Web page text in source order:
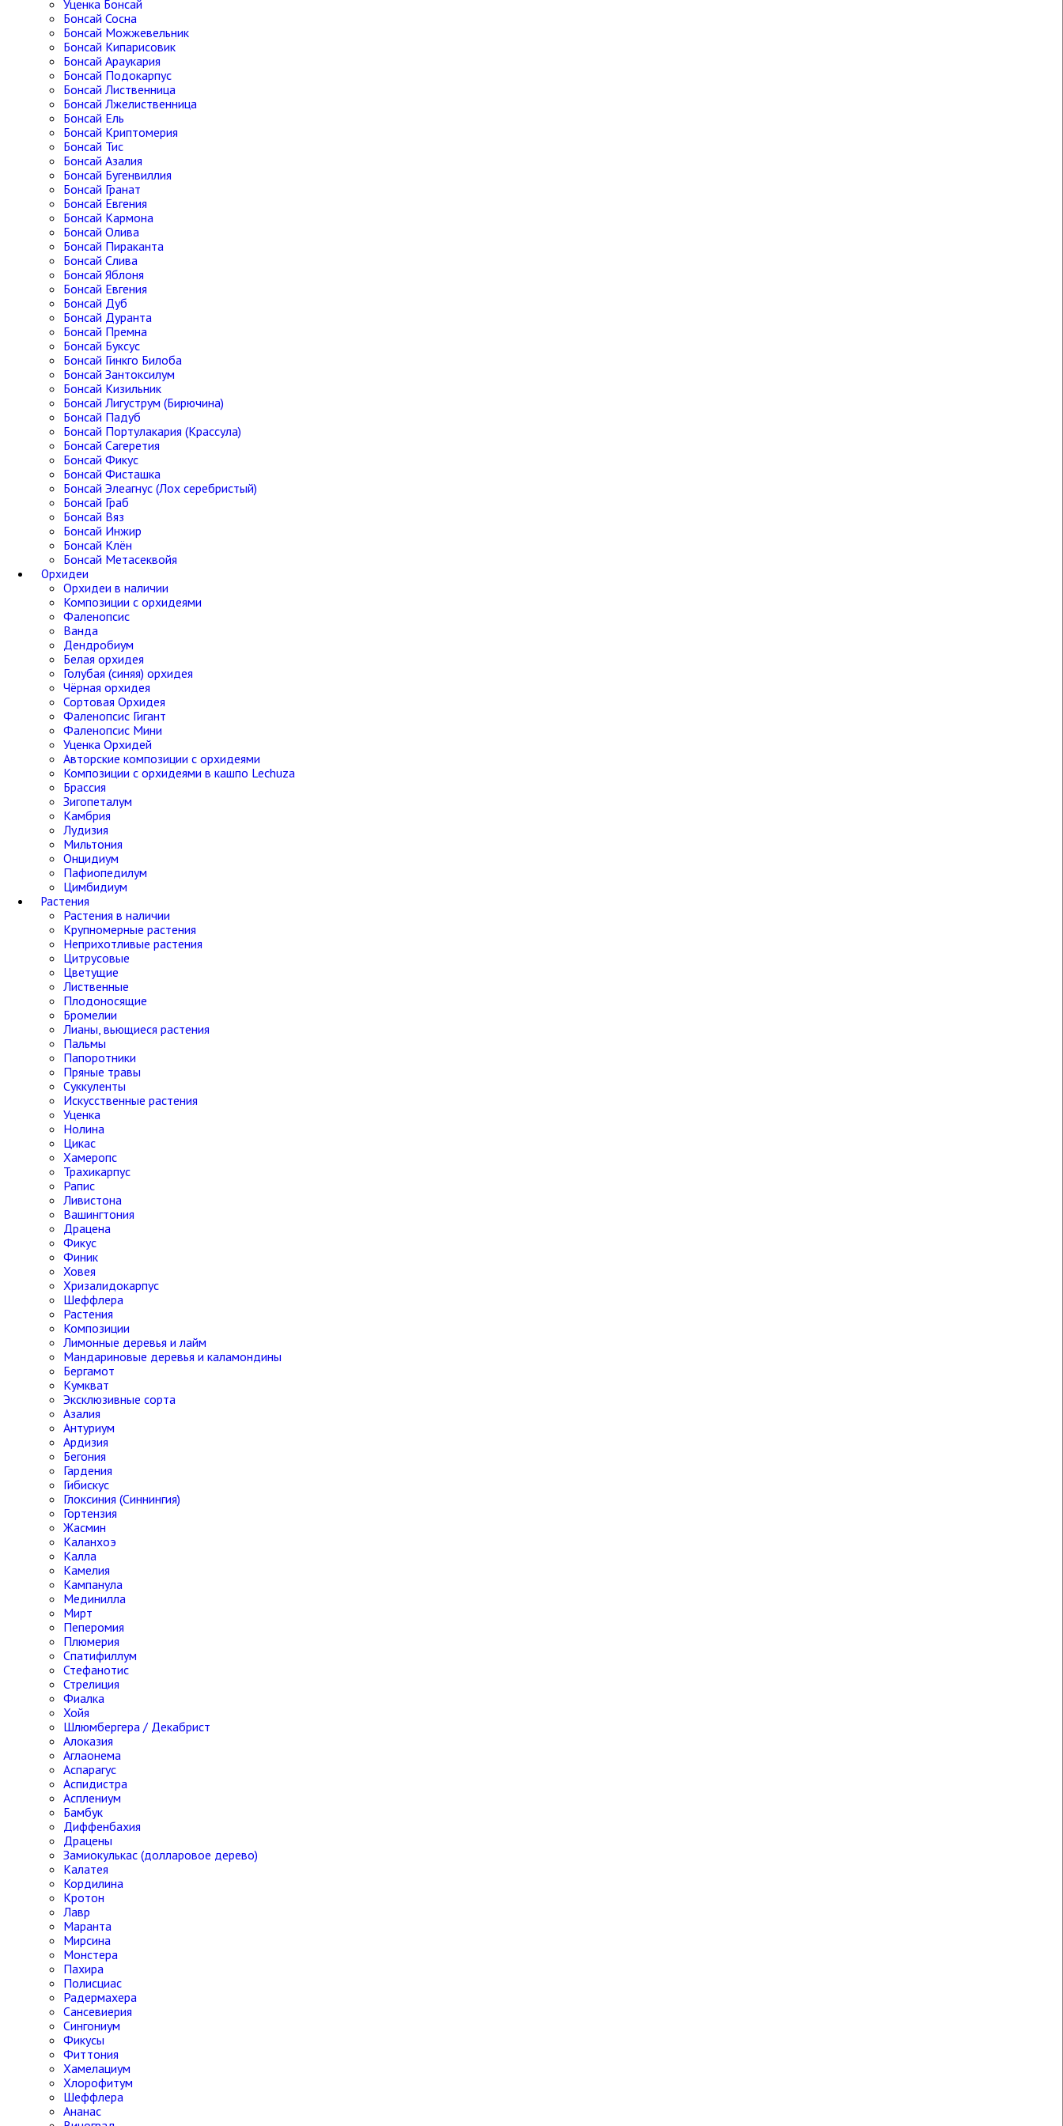
Уценка Бонсай
Бонсай Сосна
Бонсай Можжевельник
Бонсай Кипарисовик
Бонсай Араукария
Бонсай Подокарпус
Бонсай Лиственница
Бонсай Лжелиственница
Бонсай Ель
Бонсай Криптомерия
Бонсай Тис
Бонсай Азалия
Бонсай Бугенвиллия
Бонсай Гранат
Бонсай Евгения
Бонсай Кармона
Бонсай Олива
Бонсай Пираканта
Бонсай Слива
Бонсай Яблоня
Бонсай Евгения
Бонсай Дуб
Бонсай Дуранта
Бонсай Премна
Бонсай Буксус
Бонсай Гинкго Билоба
Бонсай Зантоксилум
Бонсай Кизильник
Бонсай Лигуструм (Бирючина)
Бонсай Падуб
Бонсай Портулакария (Крассула)
Бонсай Сагеретия
Бонсай Фикус
Бонсай Фисташка
Бонсай Элеагнус (Лох серебристый)
Бонсай Граб
Бонсай Вяз
Бонсай Инжир
Бонсай Клён
Бонсай Метасеквойя
Орхидеи
Орхидеи в наличии
Композиции с орхидеями
Фаленопсис
Ванда
Дендробиум
Белая орхидея
Голубая (синяя) орхидея
Чёрная орхидея
Сортовая Орхидея
Фаленопсис Гигант
Фаленопсис Мини
Уценка Орхидей
Авторские композиции с орхидеями
Композиции с орхидеями в кашпо Lechuza
Брассия
Зигопеталум
Камбрия
Лудизия
Мильтония
Онцидиум
Пафиопедилум
Цимбидиум
Растения
Растения в наличии
Крупномерные растения
Неприхотливые растения
Цитрусовые
Цветущие
Лиственные
Плодоносящие
Бромелии
Лианы, вьющиеся растения
Пальмы
Папоротники
Пряные травы
Суккуленты
Искусственные растения
Уценка
Нолина
Цикас
Хамеропс
Трахикарпус
Рапис
Ливистона
Вашингтония
Драцена
Фикус
Финик
Ховея
Хризалидокарпус
Шеффлера
Растения
Композиции
Лимонные деревья и лайм
Мандариновые деревья и каламондины
Бергамот
Кумкват
Эксклюзивные сорта
Азалия
Антуриум
Ардизия
Бегония
Гардения
Гибискус
Глоксиния (Синнингия)
Гортензия
Жасмин
Каланхоэ
Калла
Камелия
Кампанула
Мединилла
Мирт
Пеперомия
Плюмерия
Спатифиллум
Стефанотис
Стрелиция
Фиалка
Хойя
Шлюмбергера / Декабрист
Алоказия
Аглаонема
Аспарагус
Аспидистра
Асплениум
Бамбук
Диффенбахия
Драцены
Замиокулькас (долларовое дерево)
Калатея
Кордилина
Кротон
Лавр
Маранта
Мирсина
Монстера
Пахира
Полисциас
Радермахера
Сансевиерия
Сингониум
Фикусы
Фиттония
Хамелациум
Хлорофитум
Шеффлера
Ананас